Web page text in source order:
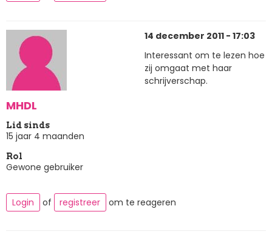
MHDL
Lid sinds
15 jaar 4 maanden
Rol
Gewone gebruiker
14 december 2011 - 17:03
Interessant om te lezen hoe
zij omgaat met haar
schrijverschap.
Login of registreer om te reageren